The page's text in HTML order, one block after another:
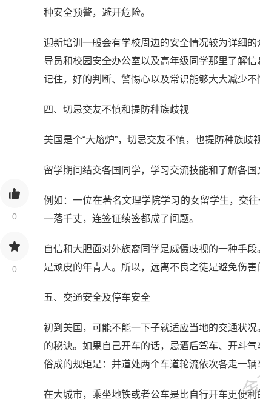
0
0
种安全预警，避开危险。
迎新培训一般会有学校周边的安全情况较为详细
导员和校园安全办公室以及高年级同学那里了解
记住，好的判断、警惕心以及常识能够大大减少不
四、切忌交友不慎和提防种族歧视
美国是个“大熔炉”，切忌交友不慎，也提防种族歧视
留学期间结交各国同学，学习交流技能和了解各国
例如：一位在著名文理学院学习的女留学生，交
一落千丈，连签证续签都成了问题。
自信和大胆面对外族裔同学是威慑歧视的一种手
是顽皮的年青人。所以，远离不良之徒是避免伤害
五、交通安全及停车安全
初到美国，可能不能一下子就适应当地的交通状
的秘诀。如果自己开车的话，忌酒后驾车、开斗
俗成的规矩是：并道处两个车道轮流依次各走一辆
在大城市，乘坐地铁或者公车是比自行开车更便